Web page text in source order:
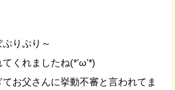
りぷり～
くれましたね(*’ω’*)
お父さんに挙動不審と言われてま